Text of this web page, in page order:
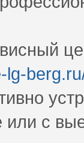
lg-
или с